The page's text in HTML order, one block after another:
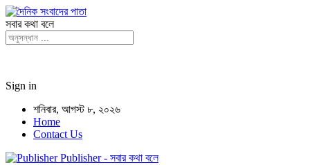
সবার কথা বলে
Sign in
শনিবার, আগস্ট ৮, ২০২৬
Home
Contact Us
Publisher - সবার কথা বলে